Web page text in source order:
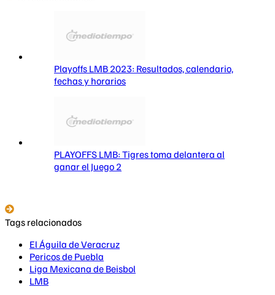
Playoffs LMB 2023: Resultados, calendario,
fechas y horarios
PLAYOFFS LMB: Tigres toma delantera al
ganar el Juego 2
Tags relacionados
El Águila de Veracruz
Pericos de Puebla
Liga Mexicana de Beisbol
LMB